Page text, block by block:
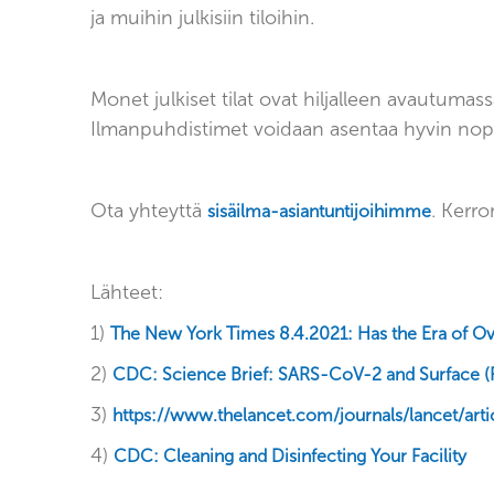
ja muihin julkisiin tiloihin.
Monet julkiset tilat ovat hiljalleen
Ilmanpuhdistimet voidaan asentaa hyvin
Ota yhteyttä sisäilma-asiantuntijoihimme.
Lähteet:
1) The New York Times 8.4.2021: Has the Era of
2) CDC: Science Brief: SARS-CoV-2 and
3) https://www.thelancet.com/journals/lancet/
4) CDC: Cleaning and Disinfecting Your Facility